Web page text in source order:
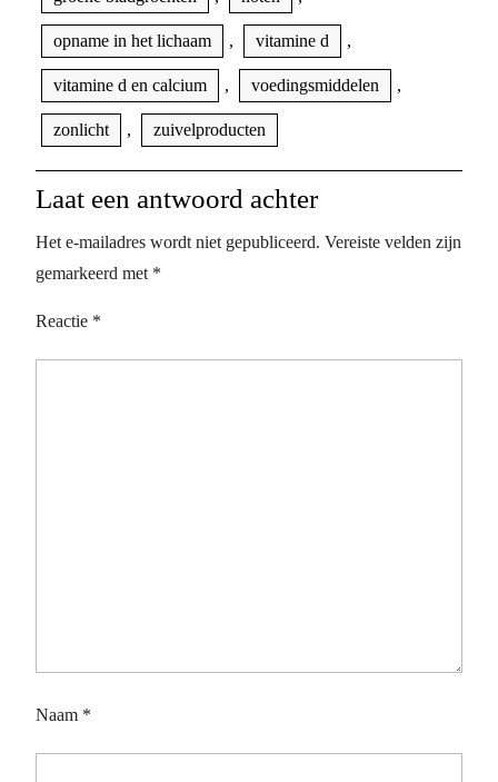
opname in het lichaam , vitamine d ,
vitamine d en calcium , voedingsmiddelen ,
zonlicht , zuivelproducten
Laat een antwoord achter
Het e-mailadres wordt niet gepubliceerd. Vereiste velden zijn
gemarkeerd met *
Reactie *
Naam *